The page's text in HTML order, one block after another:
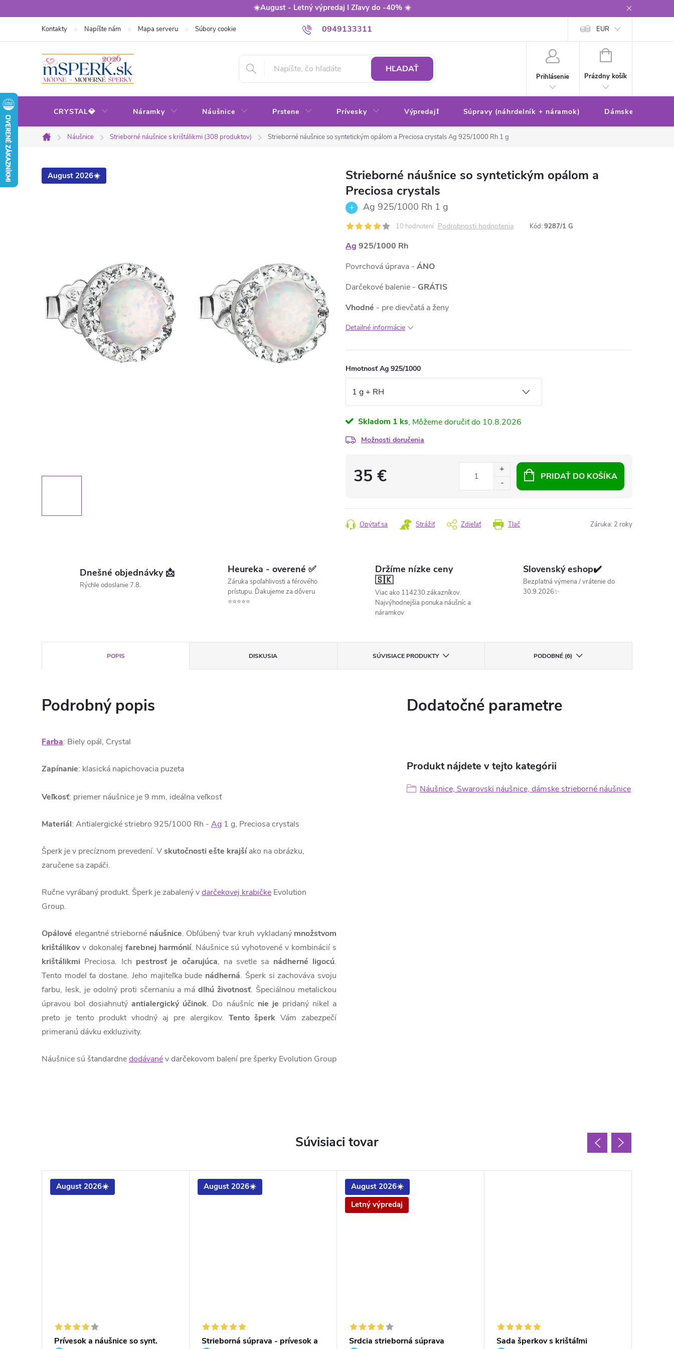
na
☀️August - Letný výpredaj I Zľavy do -40% ☀️
0949133311
Kontakty Napíšte nám Mapa serveru Súbory cookie Obchodné podmienky Ochrana osobných údajov
EUR
HĽADAŤ
Prihlásenie
NÁKUPNÝ
Prázdny košík
CRYSTAL💎 Náramky Náušnice Prstene Prívesky Výpredaj❗ Súpravy (náhrdelník + náramok) Dámske sety
Domov
Náušnice Strieborné náušnice s krištálikmi (308 produktov) Strieborné náušnice so syntetickým opálom a Preciosa crystalsAg 925/1000 Rh 1 g
August 2026☀️
Strieborné náušnice so syntetickým opálom a
Preciosa crystals
Ag 925/1000 Rh 1 g
10 hodnotení Podrobnosti hodnotenia Kód: 9287/1 G
Ag 925/1000 Rh
Povrchová úprava - ÁNO
Darčekové balenie - GRÁTIS
Vhodné - pre dievčatá a ženy
Detailné informácie
Hmotnosť Ag 925/1000
Skladom 1 ks 10.8.2026
Možnosti doručenia
35 € PRIDAŤ DO KOŠÍKA
Tlač
Opýtať sa Strážiť Zdieľať Záruka: 2 roky
Dnešné objednávky 📩
Rýchle odoslanie 7.8.
Heureka - overené ✅
Záruka spoľahlivosti a férového
prístupu. Ďakujeme za dôveru
⭐⭐⭐⭐⭐
Držíme nízke ceny
🇸🇰
Viac ako 114230 zákazníkov.
Najvýhodnejšia ponuka náušníc a
náramkov
Slovenský eshop✔️
Bezplatná výmena / vrátenie do
30.9.2026✨
POPIS DISKUSIA SÚVISIACE PRODUKTY PODOBNÉ (6)
Podrobný popis
Farba: Biely opál, Crystal
Zapínanie: klasická napichovacia puzeta
Veľkosť: priemer náušnice je 9 mm, ideálna veľkosť
Materiál: Antialergické striebro 925/1000 Rh - Ag 1 g, Preciosa crystals
Šperk je v precíznom prevedení. Vskutočnosti ešte krajšíako na obrázku,
zaručene sa zapáči.
Ručne vyrábaný produkt. Šperk je zabalený vdarčekovej krabičke Evolution
Group.
Opálové elegantné strieborné náušnice. Obľúbený tvar kruh vykladaný množstvom
krištálikovv dokonalej farebnej harmónií. Náušnice sú vyhotovené v kombinácií s
krištálikmi Preciosa. Ich pestrosť je očarujúca, na svetle sa nádherné ligocú.
Tento model ťa dostane. Jeho majiteľka bude nádherná. Šperk si zachováva svoju
farbu, lesk, je odolný proti sčernaniu a mádlhú životnosť. Špeciálnou metalickou
úpravou bol dosiahnutýantialergický účinok. Do náušníc nie je pridaný nikel a
preto je tento produkt vhodný aj pre alergikov. Tento šperk Vám zabezpečí
primeranú dávku exkluzivity.
Náušnice sú štandardnedodávanév darčekovom balení pre šperky Evolution Group
Dodatočné parametre
Produkt nájdete v tejto kategórii
Náušnice, Swarovski náušnice, dámske strieborné náušnice
Súvisiaci tovar
August 2026☀️
Prívesok a náušnice so synt.
August 2026☀️
Strieborná súprava - prívesok a
August 2026☀️
Letný výpredaj
Srdcia strieborná súprava
Sada šperkov s krištáľmi